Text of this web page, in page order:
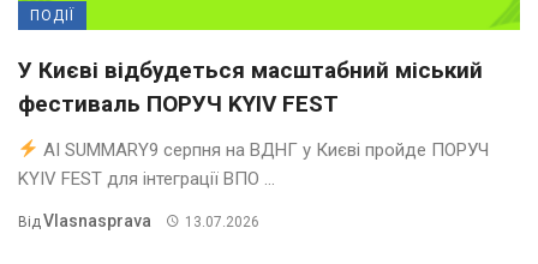
ПОДІЇ
У Києві відбудеться масштабний міський
фестиваль ПОРУЧ KYIV FEST
AI SUMMARY9 серпня на ВДНГ у Києві пройде ПОРУЧ
KYIV FEST для інтеграції ВПО ...
Від Vlasnasprava 13.07.2026